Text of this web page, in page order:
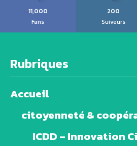
11,000
Fans
200
Suiveurs
Rubriques
Accueil
citoyenneté &
ICDD – Innovation